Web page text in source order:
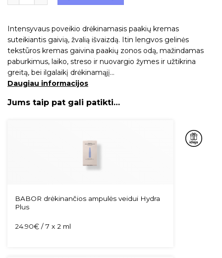
Intensyvaus poveikio drėkinamasis paakių kremas
suteikiantis gaivią, žvalią išvaizdą. Itin lengvos gelinės
tekstūros kremas gaivina paakių zonos odą, mažindamas
paburkimus, laiko, streso ir nuovargio žymes ir užtikrina
greitą, bei ilgalaikį drėkinamąjį…
Daugiau informacijos
Jums taip pat gali patikti…
BABOR drėkinančios ampulės veidui Hydra
Plus
24.90€/ 7 x 2 ml